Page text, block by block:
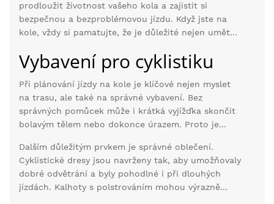
prodloužit životnost vašeho kola a zajistit si
bezpečnou a bezproblémovou jízdu. Když jste na
kole, vždy si pamatujte, že je důležité nejen umět
Vybavení pro cyklistiku
Při plánování jízdy na kole je klíčové nejen myslet
na trasu, ale také na správné vybavení. Bez
správných pomůcek může i krátká vyjížďka skončit
bolavým tělem nebo dokonce úrazem. Proto je
Začněme helmou, která je naprosto nezbytná pro
každéhocyklistu . Helma dokáže zachránit život.
Podle statistik je nositelnost helmy schopna snížit
riziko závažného poranění hlavy o více než 70 %.
Dalším důležitým prvkem je správné oblečení.
Cyklistické dresy jsou navrženy tak, aby umožňovaly
dobré odvětrání a byly pohodlné i při dlouhých
jízdách. Kalhoty s polstrováním mohou výrazně